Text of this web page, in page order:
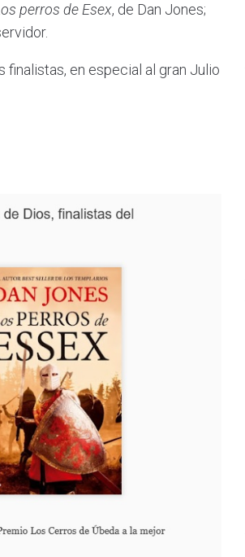
perros de Esex, de Dan Jones;
finalistas, en especial al gran Julio